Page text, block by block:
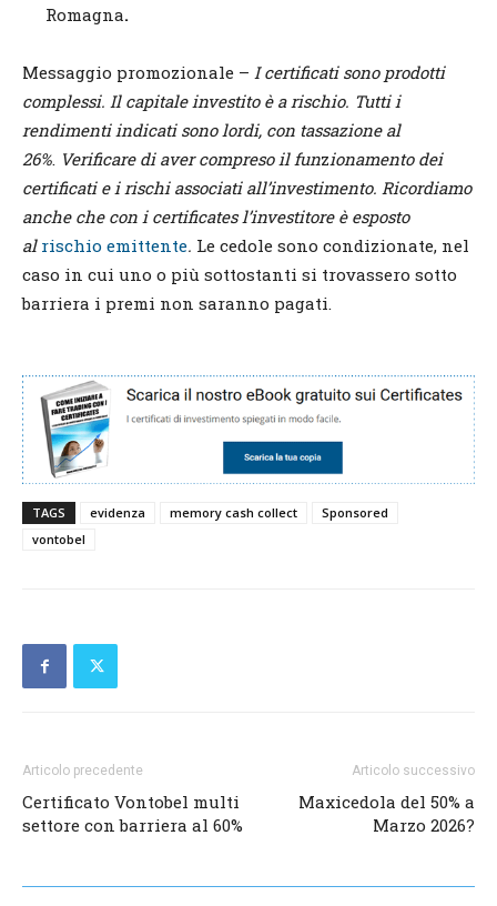
Romagna.
Messaggio promozionale – I certificati sono prodotti
complessi. Il capitale investito è a rischio. Tutti i
rendimenti indicati sono lordi, con tassazione al
26%. Verificare di aver compreso il funzionamento dei
certificati e i rischi associati all’investimento. Ricordiamo
anche che con i certificates l’investitore è esposto
al rischio emittente. Le cedole sono condizionate, nel
caso in cui uno o più sottostanti si trovassero sotto
barriera i premi non saranno pagati.
TAGS evidenza memory cash collect
Sponsored
vontobel
Articolo precedente
Certificato Vontobel multi
settore con barriera al 60%
Articolo successivo
Maxicedola del 50% a
Marzo 2026?